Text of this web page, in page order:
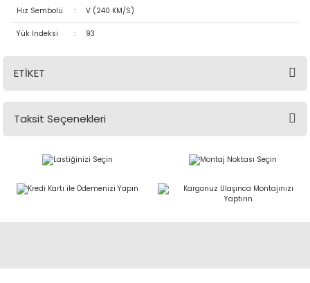
Hız Sembolü : V (240 KM/S)
Yük İndeksi : 93
ETİKET
Taksit Seçenekleri